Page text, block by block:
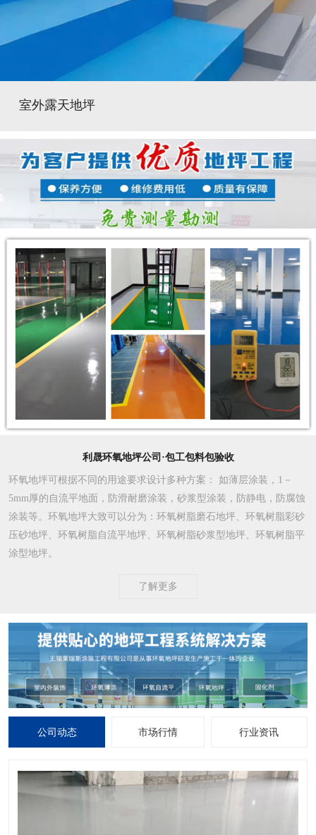
室外露天地坪
利晟环氧地坪公司·包工包料包验收
环氧地坪可根据不同的用途要求设计多种方案 ： 如薄层涂装，1－
5mm厚的自流平地面，防滑耐磨涂装，砂浆型涂装，防静电，防腐蚀
涂装等。环氧地坪大致可以分为：环氧树脂磨石地坪、环氧树脂彩砂
压砂地坪、环氧树脂自流平地坪、环氧树脂砂浆型地坪、环氧树脂平
涂型地坪。
了解更多
公司动态 市场行情 行业资讯